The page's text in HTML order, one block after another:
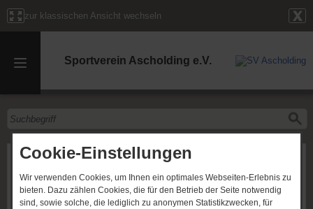
Cookie-Einstellungen
Wir verwenden Cookies, um Ihnen ein optimales Webseiten-Erlebnis zu
bieten. Dazu zählen Cookies, die für den Betrieb der Seite notwendig
sind, sowie solche, die lediglich zu anonymen Statistikzwecken, für
zur klassischen Ansicht wechseln
Sportverein Ascholding e.V.
G-Jugend (Bambini)